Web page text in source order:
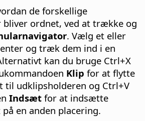
de forskellige
ordnet, ved at trække og
. Vælg et eller
og træk dem ind i en
kan du bruge Ctrl+X
Klip for at flytte
til udklipsholderen og Ctrl+V
Indsæt for at indsætte
en anden placering.